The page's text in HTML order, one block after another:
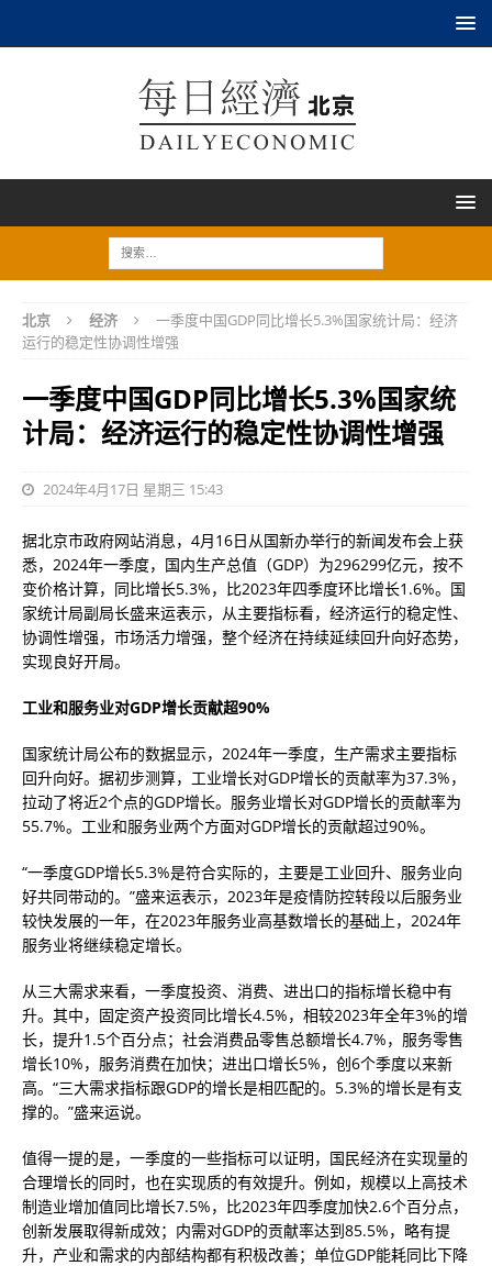
北京 经济
一季度中国GDP同比增长5.3%国家统计局：经济
运行的稳定性协调性增强
一季度中国GDP同比增长5.3%国家统
计局：经济运行的稳定性协调性增强
2024年4月17日 星期三 15:43
据北京市政府网站消息，4月16日从国新办举行的新闻发布会上获
悉，2024年一季度，国内生产总值（GDP）为296299亿元，按不
变价格计算，同比增长5.3%，比2023年四季度环比增长1.6%。国
家统计局副局长盛来运表示，从主要指标看，经济运行的稳定性、
协调性增强，市场活力增强，整个经济在持续延续回升向好态势，
实现良好开局。
工业和服务业对GDP增长贡献超90%
国家统计局公布的数据显示，2024年一季度，生产需求主要指标
回升向好。据初步测算，工业增长对GDP增长的贡献率为37.3%，
拉动了将近2个点的GDP增长。服务业增长对GDP增长的贡献率为
55.7%。工业和服务业两个方面对GDP增长的贡献超过90%。
“一季度GDP增长5.3%是符合实际的，主要是工业回升、服务业向
好共同带动的。”盛来运表示，2023年是疫情防控转段以后服务业
较快发展的一年，在2023年服务业高基数增长的基础上，2024年
服务业将继续稳定增长。
从三大需求来看，一季度投资、消费、进出口的指标增长稳中有
升。其中，固定资产投资同比增长4.5%，相较2023年全年3%的增
长，提升1.5个百分点；社会消费品零售总额增长4.7%，服务零售
增长10%，服务消费在加快；进出口增长5%，创6个季度以来新
高。“三大需求指标跟GDP的增长是相匹配的。5.3%的增长是有支
撑的。”盛来运说。
值得一提的是，一季度的一些指标可以证明，国民经济在实现量的
合理增长的同时，也在实现质的有效提升。例如，规模以上高技术
制造业增加值同比增长7.5%，比2023年四季度加快2.6个百分点，
创新发展取得新成效；内需对GDP的贡献率达到85.5%，略有提
升，产业和需求的内部结构都有积极改善；单位GDP能耗同比下降